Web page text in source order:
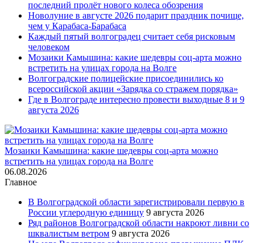
последний пролёт нового колеса обозрения
Новолуние в августе 2026 подарит праздник почище,
чем у Карабаса-Барабаса
Каждый пятый волгоградец считает себя рисковым
человеком
Мозаики Камышина: какие шедевры соц-арта можно
встретить на улицах города на Волге
Волгоградские полицейские присоединились ко
всероссийской акции «Зарядка со стражем порядка»
Где в Волгограде интересно провести выходные 8 и 9
августа 2026
Мозаики Камышина: какие шедевры соц-арта можно
встретить на улицах города на Волге
06.08.2026
Главное
В Волгоградской области зарегистрировали первую в
России углеродную единицу 9 августа 2026
Ряд районов Волгоградской области накроют ливни со
шквалистым ветром 9 августа 2026